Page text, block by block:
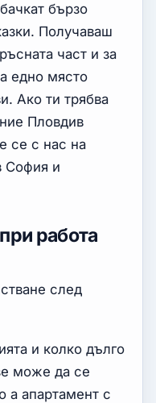
бързо
Получаваш
част и за
едно място
Ако ти трябва
Пловдив
се с нас на
София и
работа
след
и колко дълго
може да се
а апартамент с